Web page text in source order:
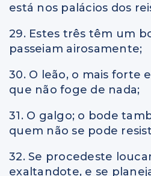
está nos palácios dos
29. Estes três têm um
passeiam airosamente;
30. O leão, o mais forte
que não foge de nada;
31. O galgo; o bode
quem não se pode
32. Se procedeste
exaltandote, e se